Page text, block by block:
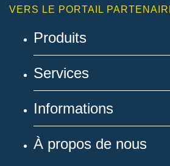
VERS LE PORTAIL
Produits
Services
Informations
À propos de nous